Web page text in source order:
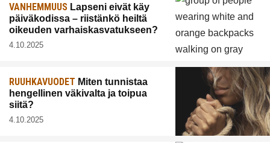
VANHEMMUUS Lapseni eivät käy
päiväkodissa – riistänkö heiltä
oikeuden varhaiskasvatukseen?
4.10.2025
RUUHKAVUODET Miten tunnistaa
hengellinen väkivalta ja toipua
siitä?
4.10.2025